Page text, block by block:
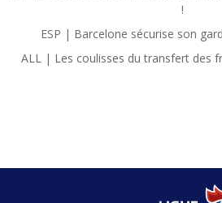
!
ESP | Barcelone sécurise son
ALL | Les coulisses du transfert des